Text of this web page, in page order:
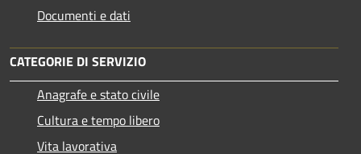
Documenti e dati
CATEGORIE DI SERVIZIO
Anagrafe e stato civile
Cultura e tempo libero
Vita lavorativa